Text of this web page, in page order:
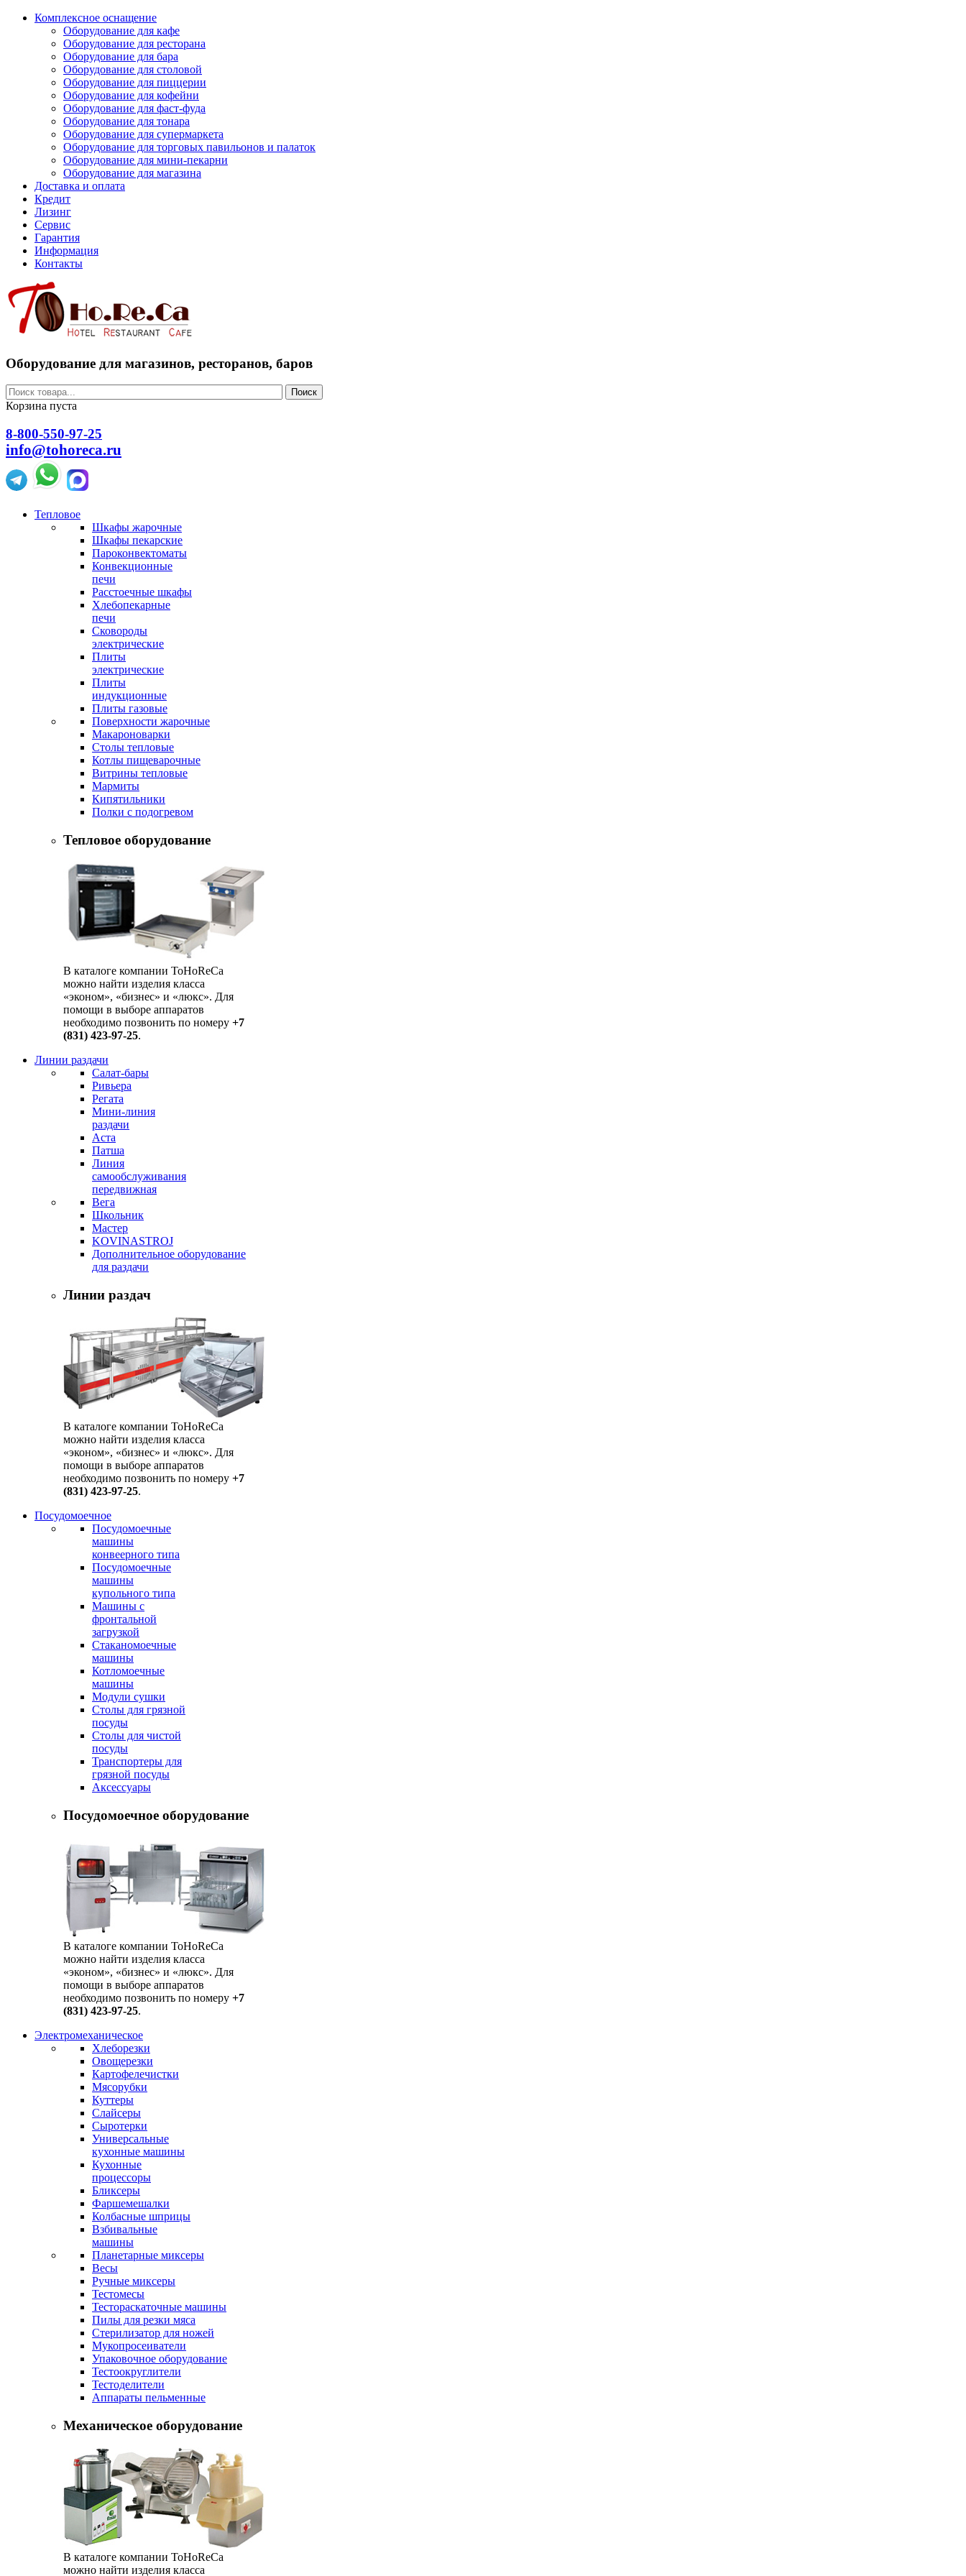
Комплексное оснащение
Оборудование для кафе
Оборудование для ресторана
Оборудование для бара
Оборудование для столовой
Оборудование для пиццерии
Оборудование для кофейни
Оборудование для фаст-фуда
Оборудование для тонара
Оборудование для супермаркета
Оборудование для торговых павильонов и палаток
Оборудование для мини-пекарни
Оборудование для магазина
Доставка и оплата
Кредит
Лизинг
Сервис
Гарантия
Информация
Контакты
Оборудование для магазинов, ресторанов, баров
Поиск
Корзина пуста
8-800-550-97-25
info@tohoreca.ru
Тепловое
Шкафы жарочные
Шкафы пекарские
Пароконвектоматы
Конвекционные
печи
Расстоечные шкафы
Хлебопекарные
печи
Сковороды
электрические
Плиты
электрические
Плиты
индукционные
Плиты газовые
Поверхности жарочные
Макароноварки
Столы тепловые
Котлы пищеварочные
Витрины тепловые
Мармиты
Кипятильники
Полки с подогревом
Тепловое оборудование
В каталоге компании ToHoReCa
можно найти изделия класса
«эконом», «бизнес» и «люкс». Для
помощи в выборе аппаратов
необходимо позвонить по номеру +7
(831) 423-97-25.
Линии раздачи
Салат-бары
Ривьера
Регата
Мини-линия
раздачи
Аста
Патша
Линия
самообслуживания
передвижная
Вега
Школьник
Мастер
KOVINASTROJ
Дополнительное оборудование
для раздачи
Линии раздач
В каталоге компании ToHoReCa
можно найти изделия класса
«эконом», «бизнес» и «люкс». Для
помощи в выборе аппаратов
необходимо позвонить по номеру +7
(831) 423-97-25.
Посудомоечное
Посудомоечные
машины
конвеерного типа
Посудомоечные
машины
купольного типа
Машины с
фронтальной
загрузкой
Стаканомоечные
машины
Котломоечные
машины
Модули сушки
Столы для грязной
посуды
Столы для чистой
посуды
Транспортеры для
грязной посуды
Аксессуары
Посудомоечное оборудование
В каталоге компании ToHoReCa
можно найти изделия класса
«эконом», «бизнес» и «люкс». Для
помощи в выборе аппаратов
необходимо позвонить по номеру +7
(831) 423-97-25.
Электромеханическое
Хлеборезки
Овощерезки
Картофелечистки
Мясорубки
Куттеры
Слайсеры
Сыротерки
Универсальные
кухонные машины
Кухонные
процессоры
Бликсеры
Фаршемешалки
Колбасные шприцы
Взбивальные
машины
Планетарные миксеры
Весы
Ручные миксеры
Тестомесы
Тестораскаточные машины
Пилы для резки мяса
Стерилизатор для ножей
Мукопросеиватели
Упаковочное оборудование
Тестоокруглители
Тестоделители
Аппараты пельменные
Механическое оборудование
В каталоге компании ToHoReCa
можно найти изделия класса